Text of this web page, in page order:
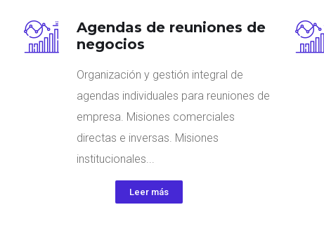
Agendas de reuniones de
negocios
Organización y gestión integral de
agendas individuales para reuniones de
empresa. Misiones comerciales
directas e inversas. Misiones
institucionales...
Leer más